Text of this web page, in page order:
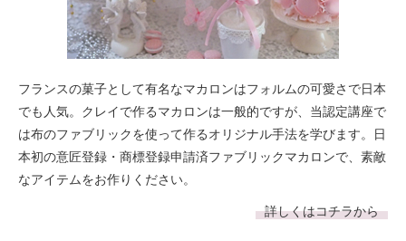
フランスの菓子として有名なマカロンはフォルムの可愛さで日本
でも人気。クレイで作るマカロンは一般的ですが、当認定講座で
は布のファブリックを使って作るオリジナル手法を学びます。日
本初の意匠登録・商標登録申請済ファブリックマカロンで、素敵
なアイテムをお作りください。
詳しくはコチラから